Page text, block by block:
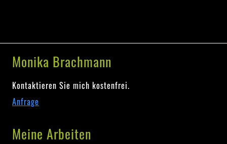
Monika Brachmann
Kontaktieren Sie mich kostenfrei.
Anfrage
Meine Arbeiten